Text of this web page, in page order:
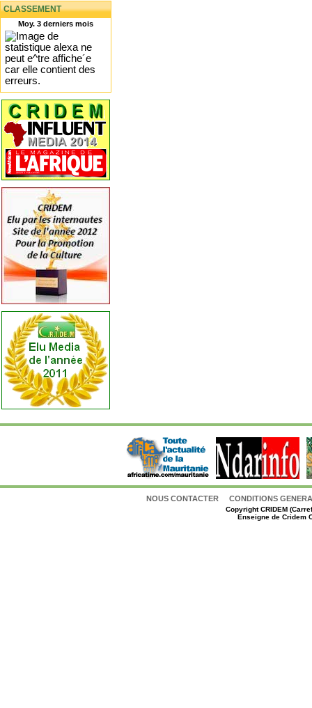
CLASSEMENT
Moy. 3 derniers mois
NOUS CONTACTER CONDITIONS
CopyrightCRIDEM
Enseigne de Cridem